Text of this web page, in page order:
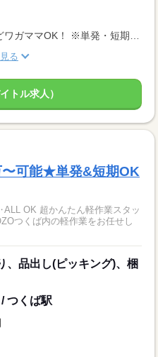
る
トル求人）
可能★単発&短期OK
OK 超かんたん軽作業スタッ
つくば内の軽作業をお任せし
、品出し(ピッキング)、梱
つくば駅